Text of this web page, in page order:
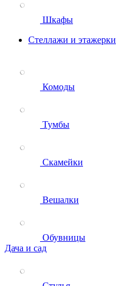
Шкафы
Стеллажи и этажерки
Комоды
Тумбы
Скамейки
Вешалки
Обувницы
Дача и сад